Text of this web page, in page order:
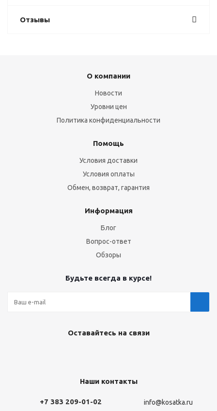
Отзывы
О компании
Новости
Уровни цен
Политика конфиденциальности
Помощь
Условия доставки
Условия оплаты
Обмен, возврат, гарантия
Информация
Блог
Вопрос-ответ
Обзоры
Будьте всегда в курсе!
Оставайтесь на связи
Наши контакты
+7 383 209-01-02 info@kosatka.ru